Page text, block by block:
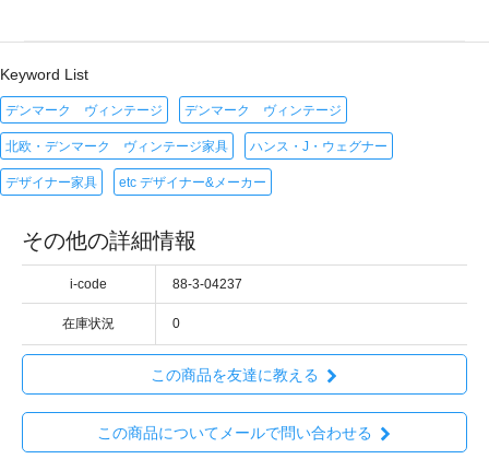
Keyword List
デンマーク ヴィンテージ デンマーク ヴィンテージ
北欧・デンマーク ヴィンテージ家具 ハンス・J・ウェグナー
デザイナー家具 etc デザイナー&メーカー
その他の詳細情報
i-code 88-3-04237
在庫状況 0
この商品を友達に教える
この商品についてメールで問い合わせる